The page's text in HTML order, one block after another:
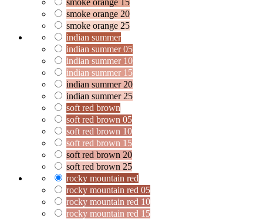
smoke orange 20
smoke orange 25
indian summer
indian summer 05
indian summer 10
indian summer 15
indian summer 20
indian summer 25
soft red brown
soft red brown 05
soft red brown 10
soft red brown 15
soft red brown 20
soft red brown 25
rocky mountain red
rocky mountain red 05
rocky mountain red 10
rocky mountain red 15